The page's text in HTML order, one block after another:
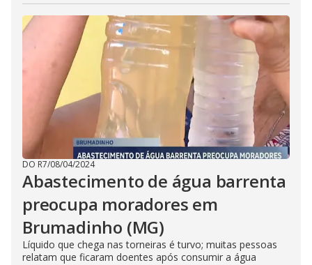
DO R7/08/04/2024
Abastecimento de água barrenta
preocupa moradores em
Brumadinho (MG)
Líquido que chega nas torneiras é turvo; muitas pessoas
relatam que ficaram doentes após consumir a água